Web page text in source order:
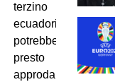
terzino
ecuadoriano
potrebbe
presto
approdare